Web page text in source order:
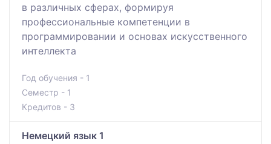
в различных сферах, формируя
профессиональные компетенции в
программировании и основах искусственного
интеллекта
Год обучения - 1
Семестр - 1
Кредитов - 3
Немецкий язык 1